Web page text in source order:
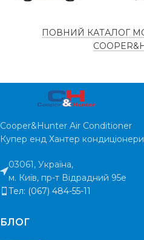
ПОВНИЙ КАТАЛОГ
Cooper&Hunter Air Conditioner
Купер енд Хантер
03061, Україна,
м. Київ, пр-т Відрадний 95е
Тел: (067) 484-55-11
БЛОГ